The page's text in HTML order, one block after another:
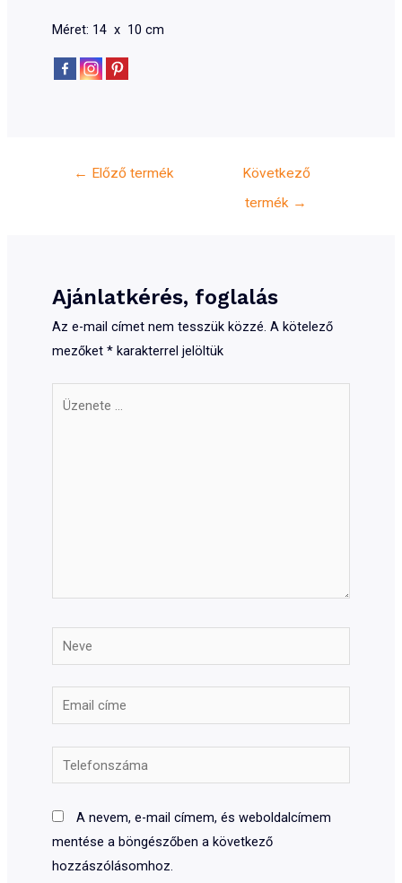
Méret: 14 x 10 cm
Bejegyzés
← Előző termék
Következő
termék →
Ajánlatkérés, foglalás
Az e-mail címet nem tesszük közzé. A kötelező
mezőket *karakterrel jelöltük
Neve
Email
címe
Telefonszáma
A nevem, e-mail címem, és weboldalcímem
mentése a böngészőben a következő
hozzászólásomhoz.